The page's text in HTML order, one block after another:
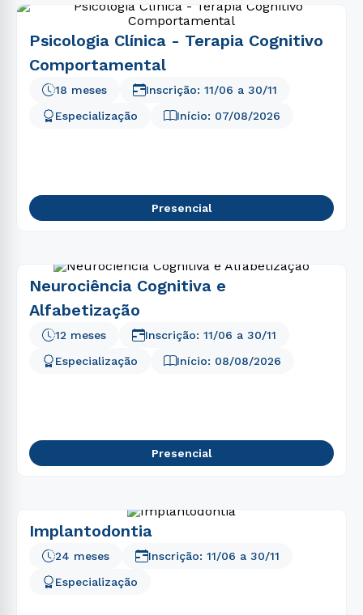
Psicologia Clínica - Terapia Cognitivo
Comportamental
18 meses
Especialização
Início: 07/08/2026
Inscrição: 11/06 a 30/11
Presencial
Neurociência Cognitiva e
Alfabetização
Especialização
12 meses
Início: 08/08/2026
Inscrição: 11/06 a 30/11
Presencial
Implantodontia
Especialização
24 meses Inscrição: 11/06 a 30/11